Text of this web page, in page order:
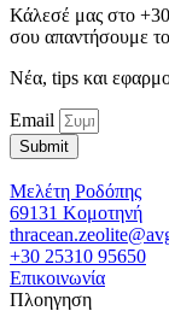
Κάλεσέ μας στο
σου απαντήσουμε
Νέα, tips και
Email
Submit
Μελέτη Ροδόπης
69131 Κομοτηνή
+30 25310 95650
Επικοινωνία
Πλοηγηση